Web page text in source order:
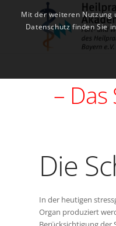
–
Die
In der heutigen
Organ produziert
Mit der weiteren Nutzung
Datenschutz finden Sie